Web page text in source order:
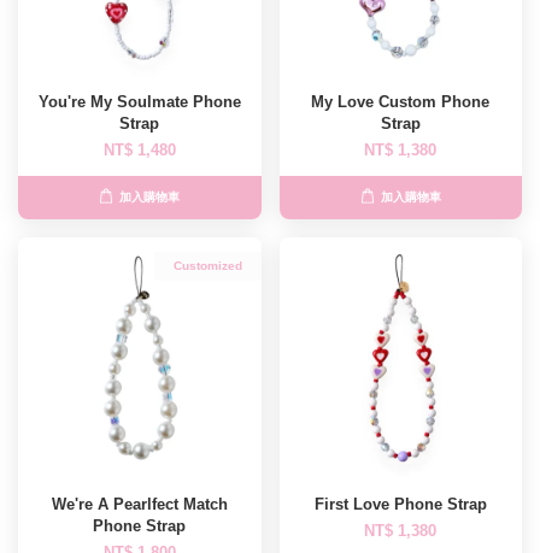
You're My Soulmate Phone
Strap
NT$ 1,480
加入購物車
My Love Custom Phone
Strap
NT$ 1,380
加入購物車
Customized
We're A Pearlfect Match
Phone Strap
First Love Phone Strap
NT$ 1,380